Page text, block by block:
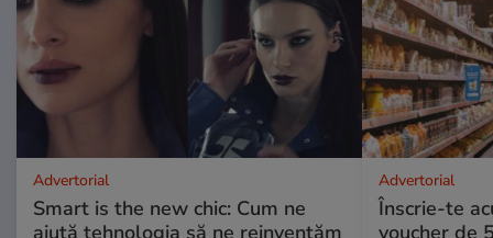
Advertorial
Smart is the new chic: Cum ne
ajută tehnologia să ne reinventăm
Advertorial
Înscrie-te
voucher de